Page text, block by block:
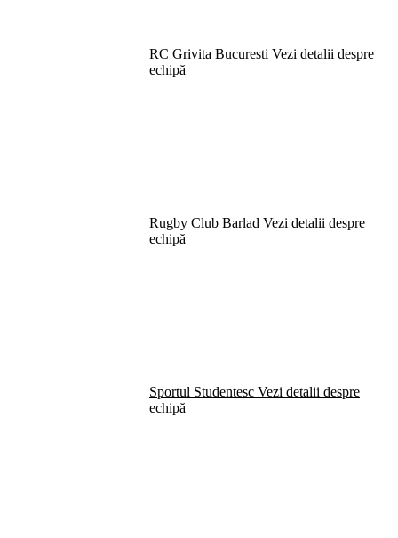
RC Grivita Bucuresti Vezi detalii despre
echipă
Rugby Club Barlad Vezi detalii despre
echipă
Sportul Studentesc Vezi detalii despre
echipă